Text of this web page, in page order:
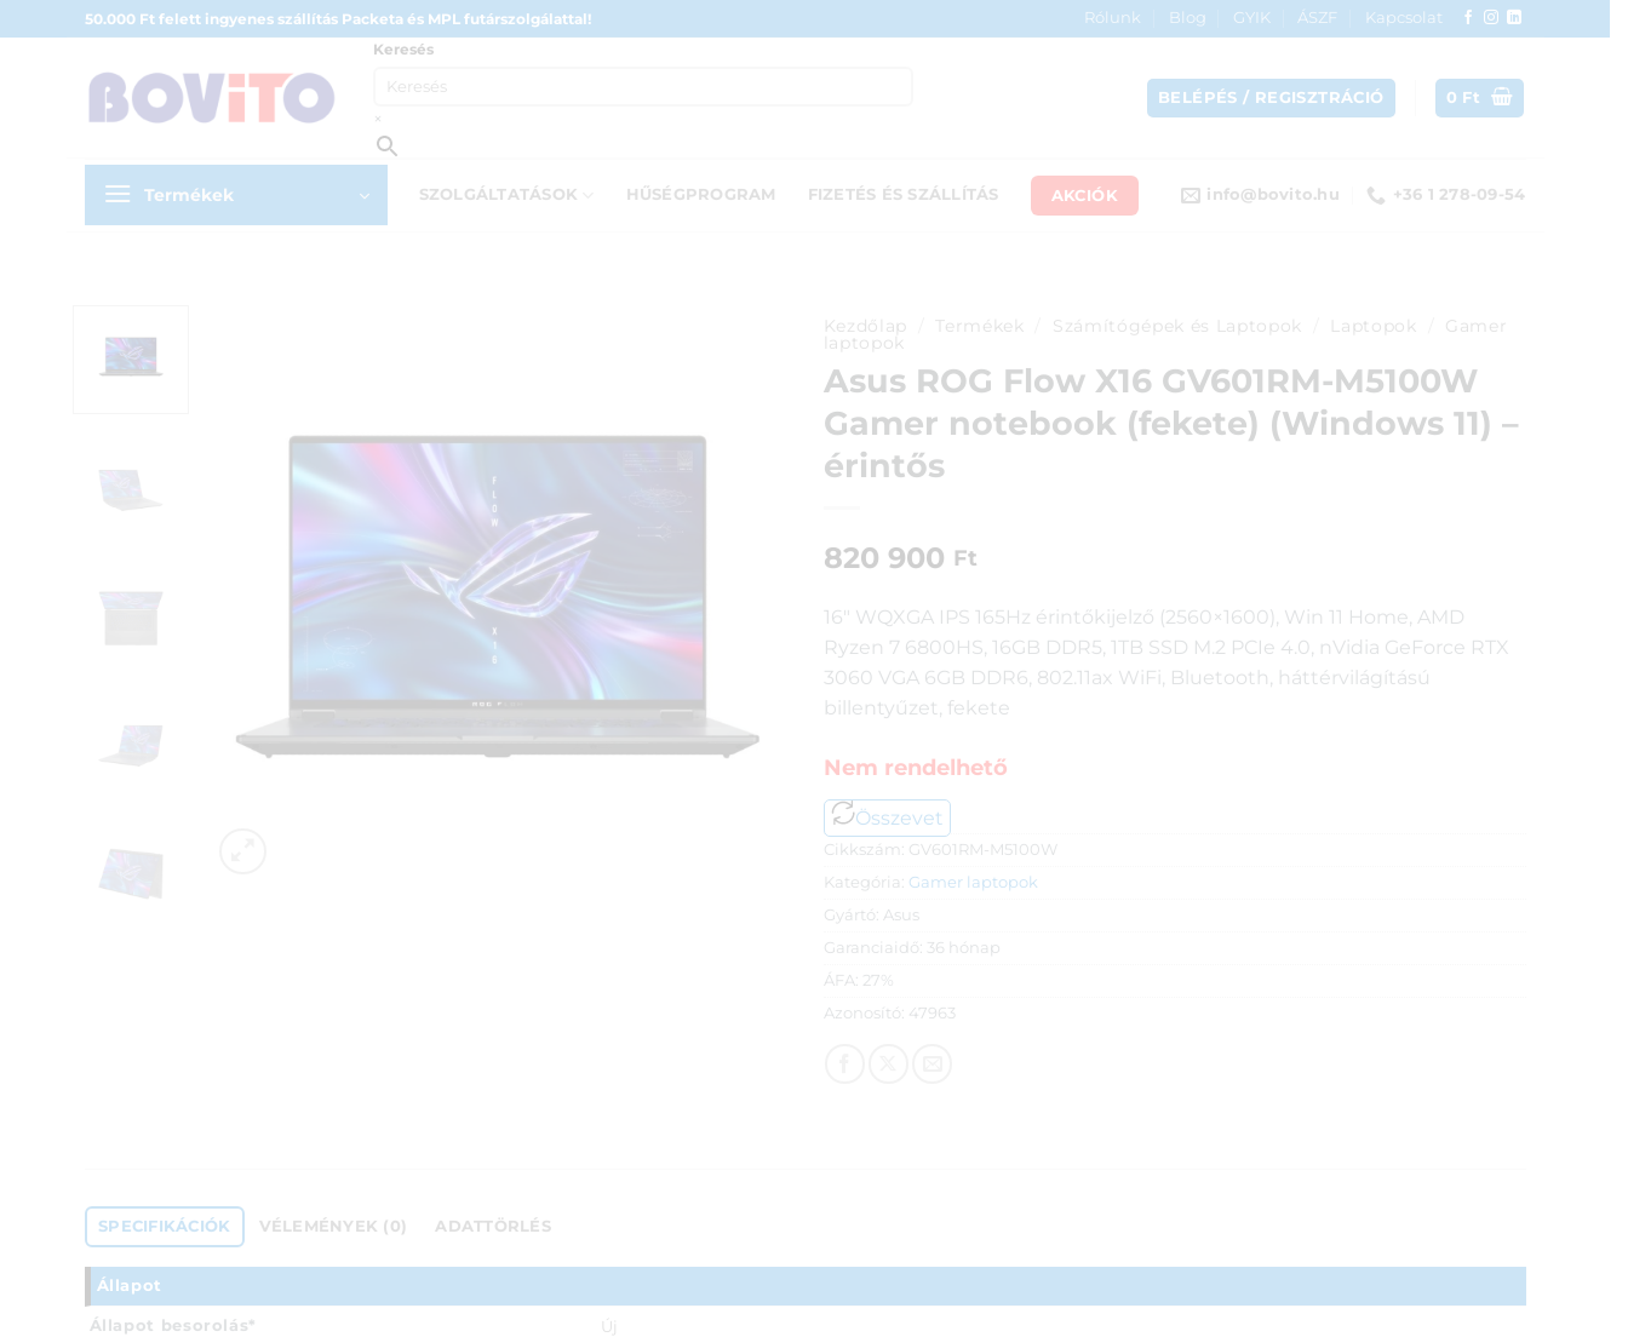
to
50.000 Ft felett ingyenes szállítás Packeta és MPL futárszolgálattal! Rólunk Blog GYIK ÁSZF
Kapcsolat
Keresés
×
BELÉPÉS / REGISZTRÁCIÓ 0 Ft
Termékek SZOLGÁLTATÁSOK HŰSÉGPROGRAM FIZETÉS ÉS SZÁLLÍTÁS AKCIÓK info@bovito.hu +36 1 278-09-54
Kezdőlap Termékek Számítógépek és Laptopok Laptopok
Gamer
laptopok
Asus ROG Flow X16 GV601RM-M5100W
Gamer notebook (fekete) (Windows 11) –
érintős
820 900 Ft
16″ WQXGA IPS 165Hz érintőkijelző (2560×1600), Win 11 Home, AMD
Ryzen 7 6800HS, 16GB DDR5, 1TB SSD M.2 PCIe 4.0, nVidia GeForce RTX
3060 VGA 6GB DDR6, 802.11ax WiFi, Bluetooth, háttérvilágítású
billentyűzet, fekete
Nem rendelhető
Összevet
Cikkszám: GV601RM-M5100W
Kategória: Gamer laptopok
Gyártó: Asus
Garanciaidő: 36 hónap
ÁFA: 27%
Azonosító: 47963
SPECIFIKÁCIÓK VÉLEMÉNYEK (0) ADATTÖRLÉS
Állapot
Állapot besorolás* Új